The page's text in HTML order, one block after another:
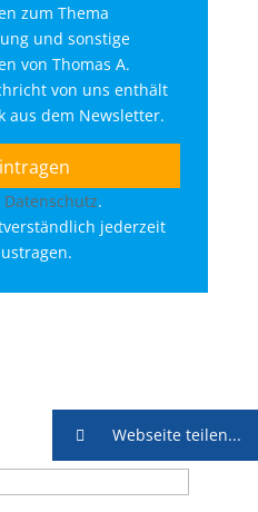
zum Thema
und sonstige
von Thomas A.
von uns enthält
aus dem Newsletter.
Datenschutz.
jederzeit
Webseite teilen...